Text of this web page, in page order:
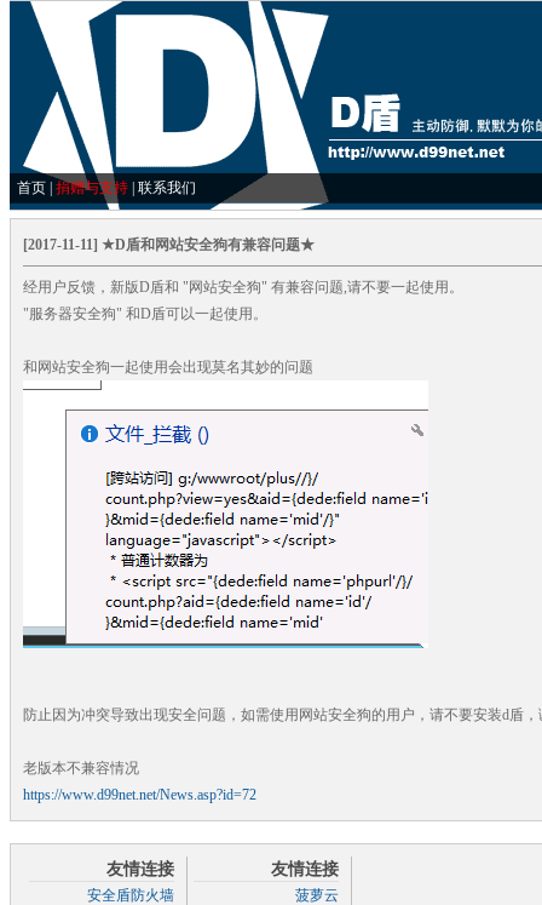
首页 捐赠与支持 联系我们
[2017-11-11] ★D盾和网站安全狗有兼容问题★
经用户反馈，新版D盾和 "网站安全狗" 有兼容问题,请不要一起使用。
"服务器安全狗" 和D盾可以一起使用。
和网站安全狗一起使用会出现莫名其妙的问题
防止因为冲突导致出现安全问题，如需使用网站安全狗的用户，请不要安装d盾，
老版本不兼容情况
https://www.d99net.net/News.asp?id=72
友情连接
安全盾防火墙
友情连接
菠萝云